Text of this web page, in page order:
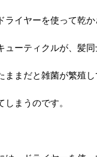
ライヤーを使って乾か
ューティクルが、髪同
ままだと雑菌が繁殖し
しまうのです。